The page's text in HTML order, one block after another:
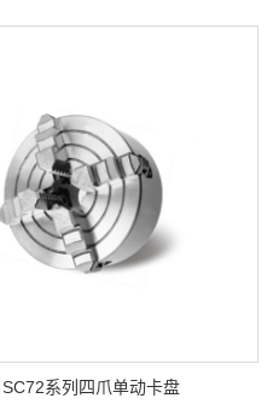
SC72系列四爪单动卡盘